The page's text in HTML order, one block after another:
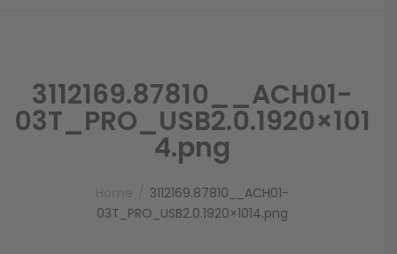
3112169.87810__ACH01-
03T_PRO_USB2.0.1920×101
4.png
3112169.87810__ACH01-
03T_PRO_USB2.0.1920×1014.png